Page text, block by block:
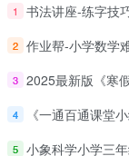
1 书法讲座-练字技巧视频
2 作业帮-小学数学难点考点
3 2025最新版《寒假作业》小学初中
4 《一通百通课堂小练
5 小象科学小学三